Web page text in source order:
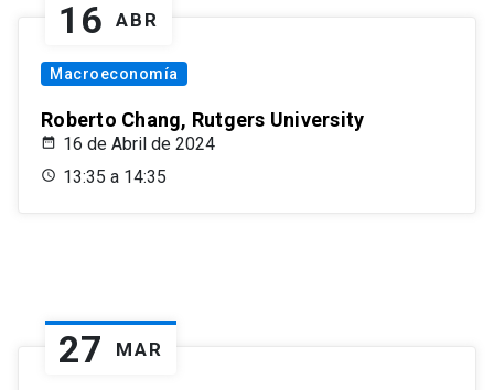
16 ABR
Macroeconomía
Roberto Chang, Rutgers University
16 de Abril de 2024
13:35 a 14:35
27 MAR